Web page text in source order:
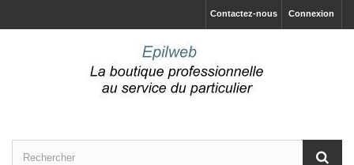
Connexion
Contactez-nous